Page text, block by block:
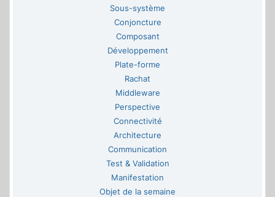
Sous-système
Conjoncture
Composant
Développement
Plate-forme
Rachat
Middleware
Perspective
Connectivité
Architecture
Communication
Test & Validation
Manifestation
Objet de la semaine